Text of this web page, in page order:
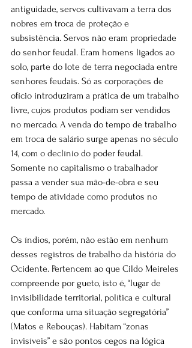
antiguidade, servos cultivavam a terra dos
nobres em troca de proteção e
subsistência. Servos não eram propriedade
do senhor feudal. Eram homens ligados ao
solo, parte do lote de terra negociada entre
senhores feudais. Só as corporações de
ofício introduziram a prática de um trabalho
livre, cujos produtos podiam ser vendidos
no mercado. A venda do tempo de trabalho
em troca de salário surge apenas no século
14, com o declínio do poder feudal.
Somente no capitalismo o trabalhador
passa a vender sua mão-de-obra e seu
tempo de atividade como produtos no
mercado.
Os índios, porém, não estão em nenhum
desses registros de trabalho da história do
Ocidente. Pertencem ao que Cildo Meireles
compreende por gueto, isto é, “lugar de
invisibilidade territorial, política e cultural
que conforma uma situação segregatória”
(Matos e Rebouças). Habitam “zonas
invisíveis” e são pontos cegos na lógica